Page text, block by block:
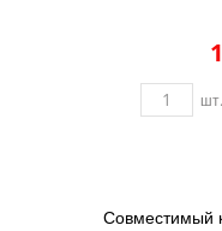
шт.
Совместимый